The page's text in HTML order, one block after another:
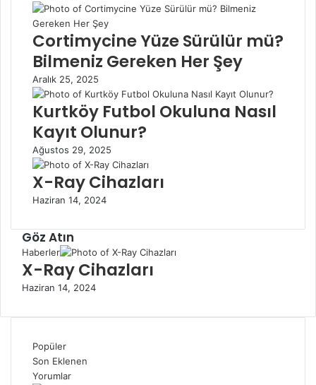
Cortimycine Yüze Sürülür mü?
Bilmeniz Gereken Her Şey
Aralık 25, 2025
Kurtköy Futbol Okuluna Nasıl
Kayıt Olunur?
Ağustos 29, 2025
X-Ray Cihazları
Haziran 14, 2024
Göz Atın
Haberler
X-Ray Cihazları
Haziran 14, 2024
Popüler
Son Eklenen
Yorumlar